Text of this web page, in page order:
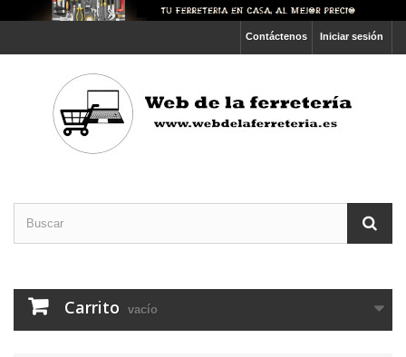
Iniciar sesión
Contáctenos
Carrito vacío